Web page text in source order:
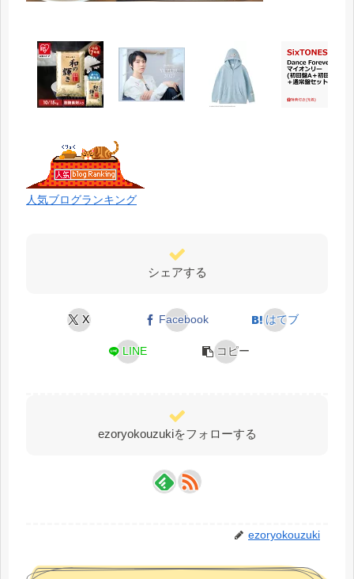
人気ブログランキング
シェアする
X Facebook はてブ
LINE コピー
ezoryokouzukiをフォローする
ezoryokouzuki